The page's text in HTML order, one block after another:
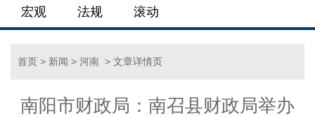
宏观 法规 滚动
首页 > 新闻 > 河南 > 文章详情页
南阳市财政局：南召县财政局举办